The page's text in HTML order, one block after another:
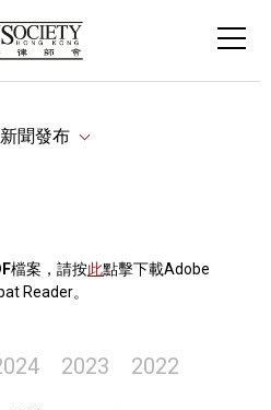
新聞發布
檔案，請按此點擊下載Adobe
Reader。
2023 2022